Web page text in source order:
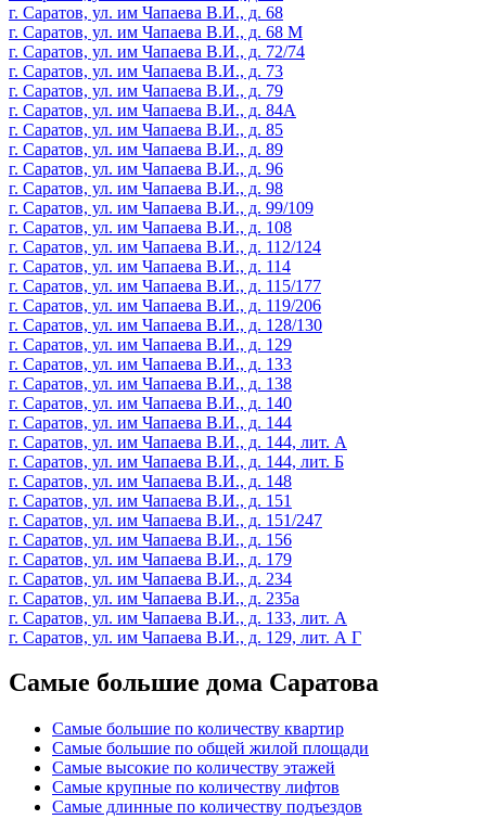
г. Саратов, ул. им Чапаева В.И., д. 68
г. Саратов, ул. им Чапаева В.И., д. 68 М
г. Саратов, ул. им Чапаева В.И., д. 72/74
г. Саратов, ул. им Чапаева В.И., д. 73
г. Саратов, ул. им Чапаева В.И., д. 79
г. Саратов, ул. им Чапаева В.И., д. 84А
г. Саратов, ул. им Чапаева В.И., д. 85
г. Саратов, ул. им Чапаева В.И., д. 89
г. Саратов, ул. им Чапаева В.И., д. 96
г. Саратов, ул. им Чапаева В.И., д. 98
г. Саратов, ул. им Чапаева В.И., д. 99/109
г. Саратов, ул. им Чапаева В.И., д. 108
г. Саратов, ул. им Чапаева В.И., д. 112/124
г. Саратов, ул. им Чапаева В.И., д. 114
г. Саратов, ул. им Чапаева В.И., д. 115/177
г. Саратов, ул. им Чапаева В.И., д. 119/206
г. Саратов, ул. им Чапаева В.И., д. 128/130
г. Саратов, ул. им Чапаева В.И., д. 129
г. Саратов, ул. им Чапаева В.И., д. 133
г. Саратов, ул. им Чапаева В.И., д. 138
г. Саратов, ул. им Чапаева В.И., д. 140
г. Саратов, ул. им Чапаева В.И., д. 144
г. Саратов, ул. им Чапаева В.И., д. 144, лит. А
г. Саратов, ул. им Чапаева В.И., д. 144, лит. Б
г. Саратов, ул. им Чапаева В.И., д. 148
г. Саратов, ул. им Чапаева В.И., д. 151
г. Саратов, ул. им Чапаева В.И., д. 151/247
г. Саратов, ул. им Чапаева В.И., д. 156
г. Саратов, ул. им Чапаева В.И., д. 179
г. Саратов, ул. им Чапаева В.И., д. 234
г. Саратов, ул. им Чапаева В.И., д. 235а
г. Саратов, ул. им Чапаева В.И., д. 133, лит. А
г. Саратов, ул. им Чапаева В.И., д. 129, лит. А Г
Самые большие дома Саратова
Самые большие по количеству квартир
Самые большие по общей жилой площади
Самые высокие по количеству этажей
Самые крупные по количеству лифтов
Самые длинные по количеству подъездов